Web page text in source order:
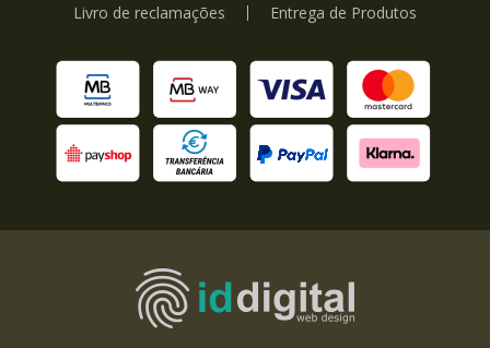
Livro de reclamações
Entrega de Produtos